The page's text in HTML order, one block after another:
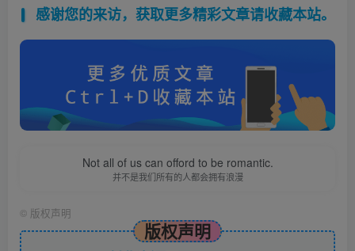
感谢您的来访，获取更多精彩文章请收藏本站。
Not all of us can offord to be romantic.
并不是我们所有的人都会拥有浪漫
© 版权声明
版权声明